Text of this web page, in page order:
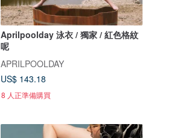
Aprilpoolday 泳衣 / 獨家 / 紅色格紋
呢
APRILPOOLDAY
US$ 143.18
8 人正準備購買